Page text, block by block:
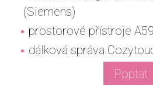
(Siemens)
prostorové přístroje
dálková správa
Poptat